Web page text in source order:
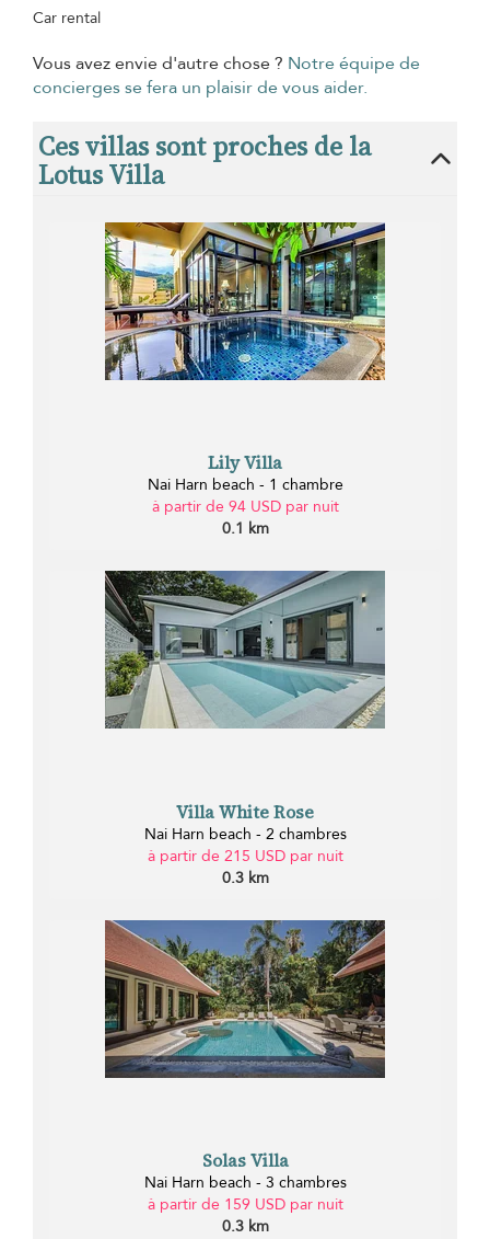
Car rental
Vous avez envie d'autre chose ? Notre équipe de
concierges se fera un plaisir de vous aider.
Ces villas sont proches de la
Lotus Villa
Lily Villa
Nai Harn beach - 1 chambre
à partir de 94 USD par nuit
0.1 km
Villa White Rose
Nai Harn beach - 2 chambres
à partir de 215 USD par nuit
0.3 km
Solas Villa
Nai Harn beach - 3 chambres
à partir de 159 USD par nuit
0.3 km